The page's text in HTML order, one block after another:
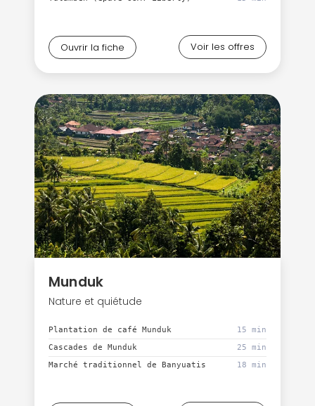
Ouvrir la fiche Voir les offres
Munduk
Nature et quiétude
Plantation de café Munduk
15 min
Cascades de Munduk
25 min
Marché traditionnel de Banyuatis
18 min